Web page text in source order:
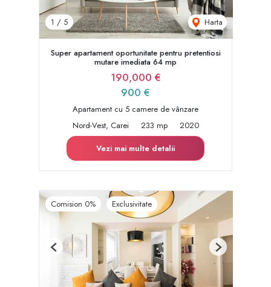
1 / 5 Harta
Super apartament oportunitate pentru pretentiosi
mutare imediata 64 mp
190,000 €
900 €
Apartament cu 5 camere de vânzare
Nord-Vest, Carei
233 mp
2020
Vezi mai multe detalii
Comision 0% Exclusivitate
Previous Next